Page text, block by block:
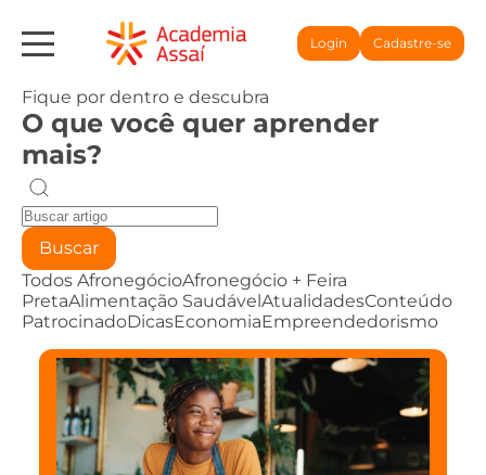
Login Cadastre-se
Fique por dentro e descubra
O que você quer aprender
mais?
Buscar
Todos AfronegócioAfronegócio + Feira
PretaAlimentação SaudávelAtualidadesConteúdo
PatrocinadoDicasEconomiaEmpreendedorismo